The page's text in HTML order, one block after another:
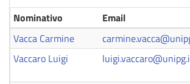
Nominativo Email
Vacca Carmine
Vaccaro Luigi